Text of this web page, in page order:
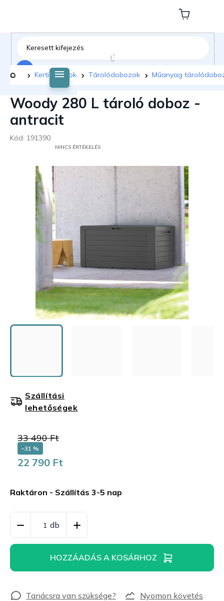
tartalomhoz
Kosár
Kezdőlap
Kerti bútorok Tárolódobozok Műanyag
Woody 280 L tároló doboz -
antracit
Kód: 191390
ÉRTÉKELÉSE
CSILLAG.
NINCS ÉRTÉKELÉS
33 490 Ft
–31 %
22 790 Ft
Raktáron - Szállítás 3-5 nap
Szállítási
lehetőségek
HOZZÁADÁS A KOSÁRHOZ
Nyomon követés